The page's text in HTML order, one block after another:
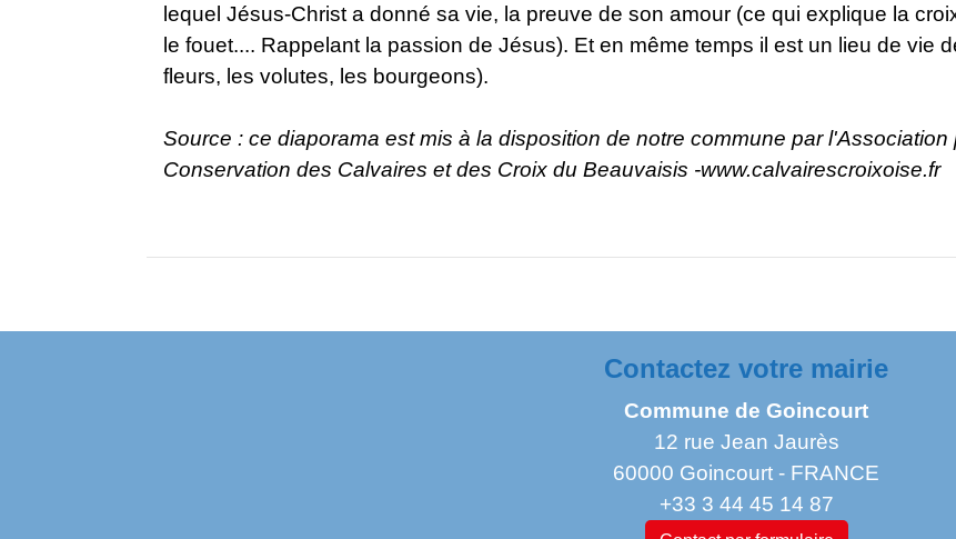
lequel Jésus-Christ a donné sa vie, la preuve de son amour (ce qui explique la
le fouet.... Rappelant la passion de Jésus). Et en même temps il est un lieu de vie
fleurs, les volutes, les bourgeons).
Source : ce diaporama est mis à la disposition de notre commune par
Conservation des Calvaires et des Croix du Beauvaisis -www.calvairescroixoise.fr
Contactez votre mairie
Commune de Goincourt
12 rue Jean Jaurès
60000 Goincourt - FRANCE
+33 3 44 45 14 87